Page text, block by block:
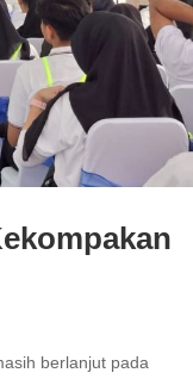
berlanjut pada